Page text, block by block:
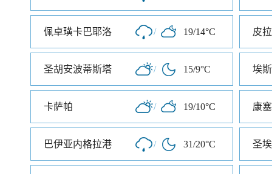
佩卓璜卡巴耶洛 / 19/14°C 皮
圣胡安波蒂斯塔 / 15/9°C
卡萨帕 / 19/10°C 康
巴伊亚内格拉港 / 31/20°C 圣